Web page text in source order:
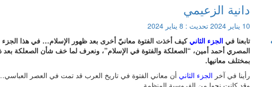
دانية الزعيمي
10 يناير 2024 تحديث : 8 يناير 2024
تابعنا في الجزء الثاني كيف أخذت الفتوة معانيّ أخرى بعد ظهور الإسلام… في هذا الجزء
المصري أحمد أمين، “الصعلكة والفتوة في الإسلام”، ونعرف لما خف شأن الصعلكة بعد
بمختلف معانيها.
رأينا في آخر الجزء الثاني أن معاني الفتوة في تاريخ العرب قد تمت في العصر